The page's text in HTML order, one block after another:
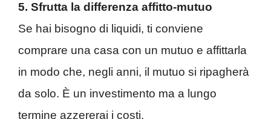
5. Sfrutta la differenza affitto-mutuo
Se hai bisogno di liquidi, ti conviene
comprare una casa con un mutuo e affittarla
in modo che, negli anni, il mutuo si ripagherà
da solo. È un investimento ma a lungo
termine azzererai i costi.